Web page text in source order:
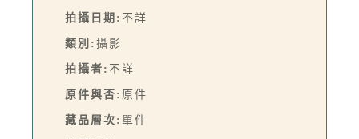
拍攝日期: 不詳
類別: 攝影
拍攝者: 不詳
原件與否: 原件
藏品層次: 單件